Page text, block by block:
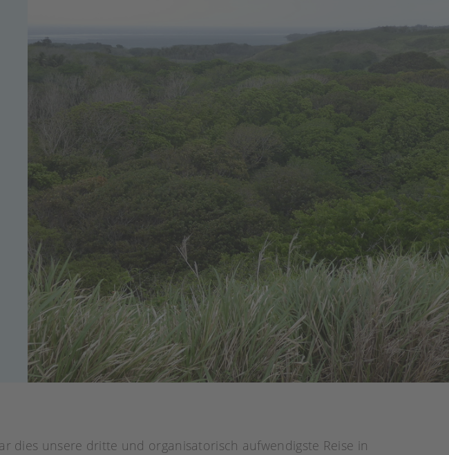
dies unsere dritte und organisatorisch aufwendigste Reise in